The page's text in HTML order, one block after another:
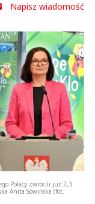
Napisz wiadomość
Polacy zwrócili już 2,3
Anita Sowińska (fot.